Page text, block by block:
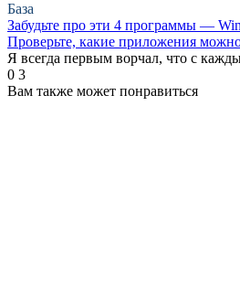
База
Забудьте про эти 4 программы —
Проверьте, какие приложения
Я всегда первым ворчал, что с
0 3
Вам также может понравиться